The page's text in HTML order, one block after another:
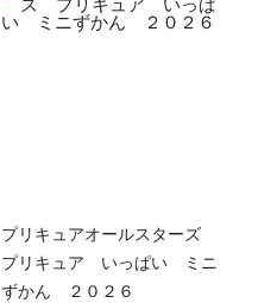
プリキュアオールスターズ
プリキュア いっぱい ミニ
ずかん ２０２６